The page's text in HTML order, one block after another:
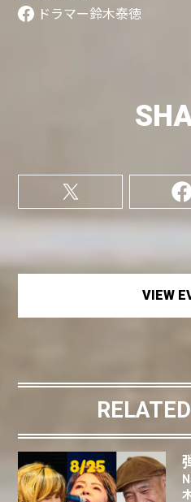
ドラマー鈴木泰徳
VIEW